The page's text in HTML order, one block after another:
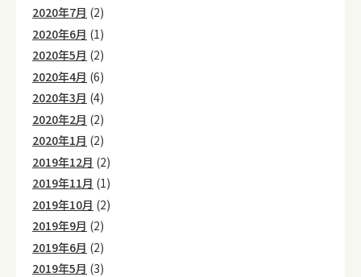
2020年7月 (2)
2020年6月 (1)
2020年5月 (2)
2020年4月 (6)
2020年3月 (4)
2020年2月 (2)
2020年1月 (2)
2019年12月 (2)
2019年11月 (1)
2019年10月 (2)
2019年9月 (2)
2019年6月 (2)
2019年5月 (3)